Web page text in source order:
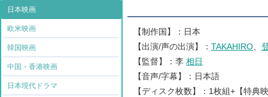
日本映画
欧米映画
韓国映画
中国・香港映画
日本現代ドラマ
【制作国】：日本
【出演/声の出演】： TAKAHIRO
【監督】：李 相日
【音声/字幕】：日本語
【ディスク枚数】： 1枚組+ 【特典